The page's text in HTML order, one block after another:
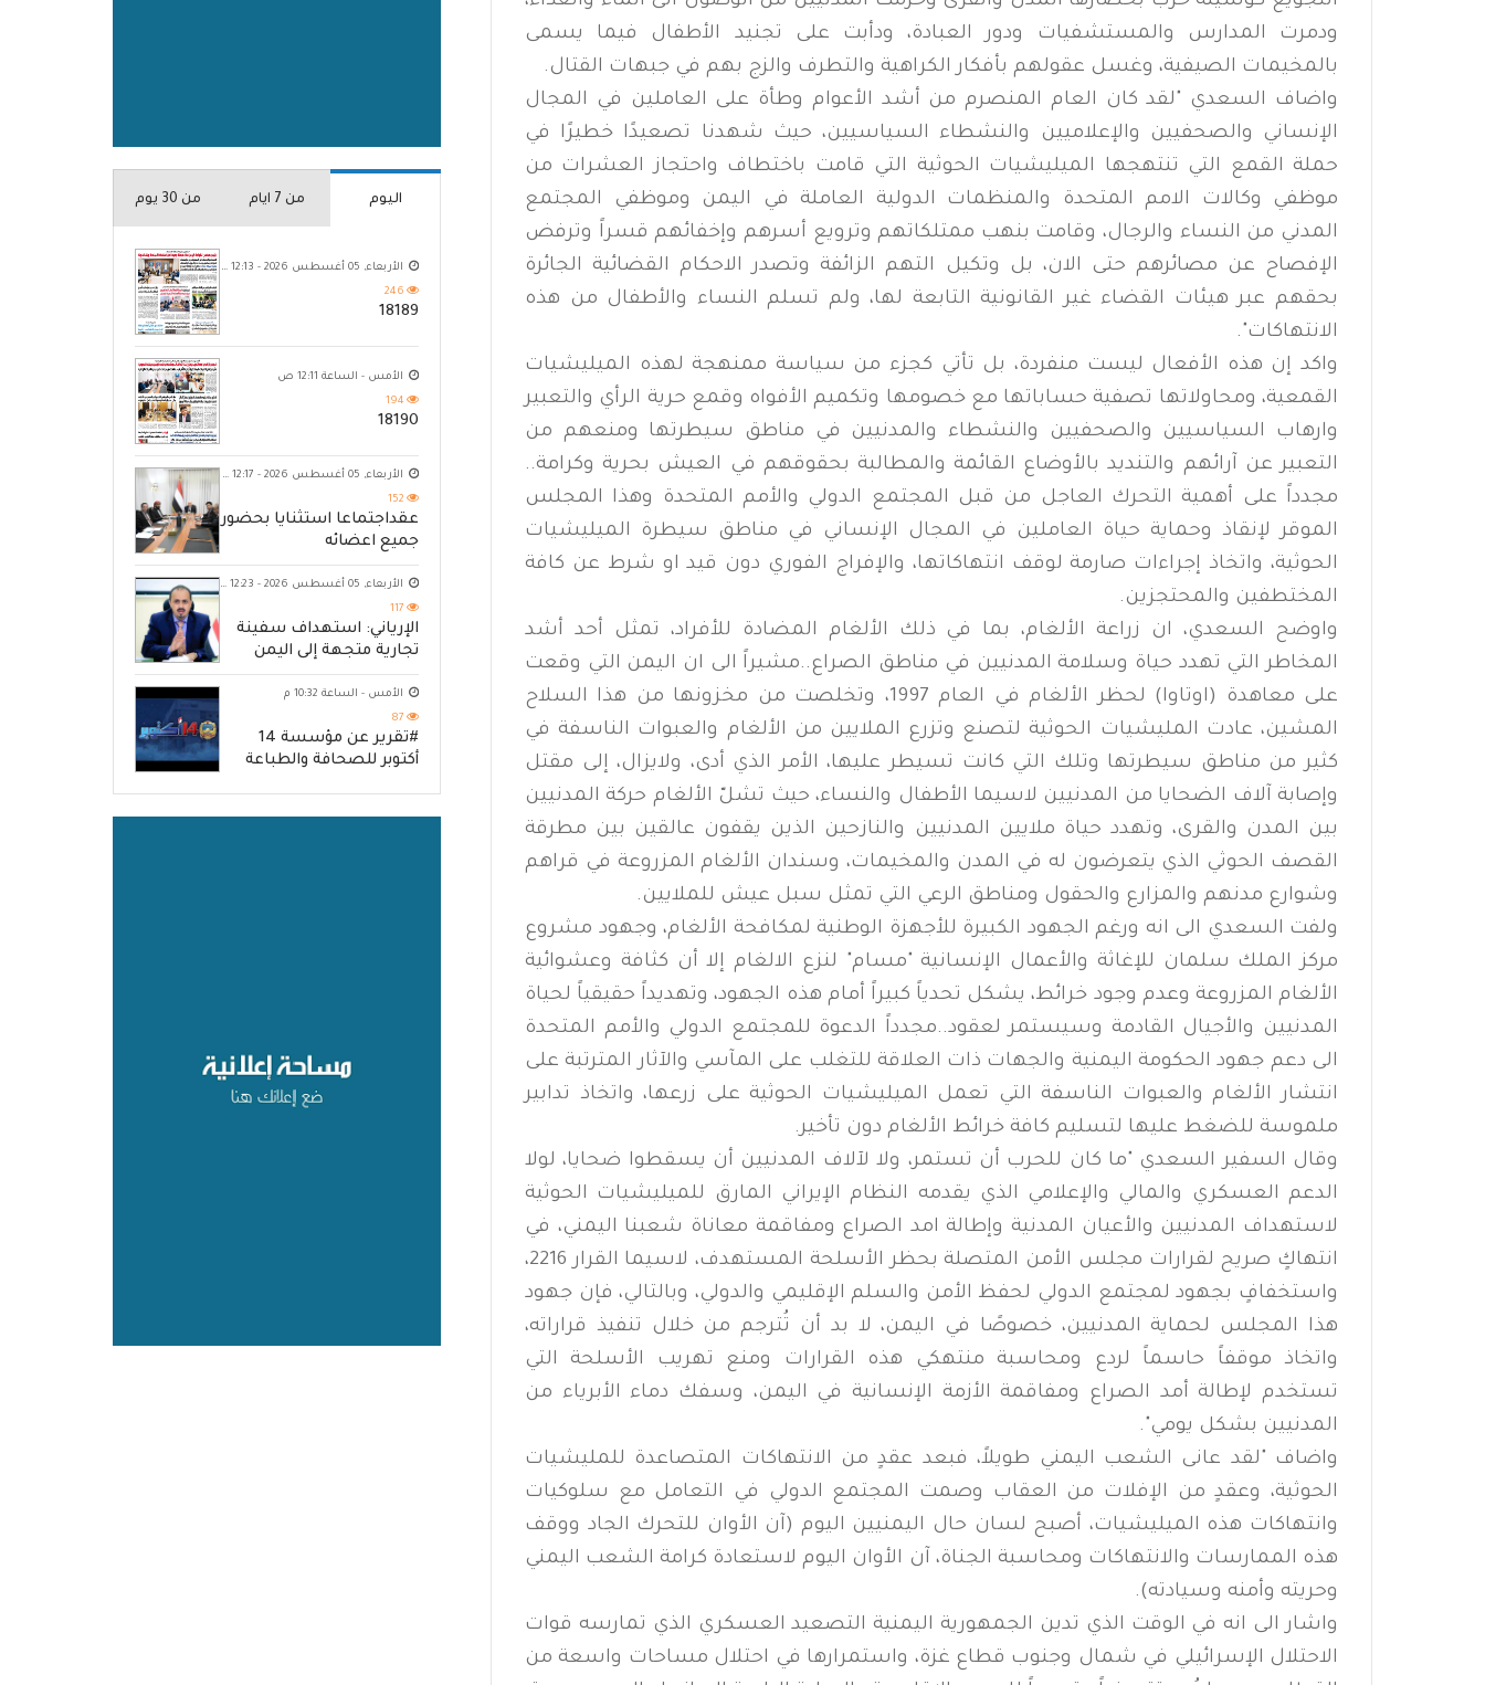
ودمرت المدارس والمستشفيات ودور العبادة، ودأبت على تجنيد الأطفال فيما يسمى
بالمخيمات الصيفية، وغسل عقولهم بأفكار الكراهية والتطرف والزج بهم في جبهات القتال.
واضاف السعدي "لقد كان العام المنصرم من أشد الأعوام وطأة على العاملين في المجال
الإنساني والصحفيين والإعلاميين والنشطاء السياسيين، حيث شهدنا تصعيدًا خطيرًا في
حملة القمع التي تنتهجها الميليشيات الحوثية التي قامت باختطاف واحتجاز العشرات من
موظفي وكالات الامم المتحدة والمنظمات الدولية العاملة في اليمن وموظفي المجتمع
المدني من النساء والرجال، وقامت بنهب ممتلكاتهم وترويع أسرهم وإخفائهم قسراً وترفض
الإفصاح عن مصائرهم حتى الان، بل وتكيل التهم الزائفة وتصدر الاحكام القضائية الجائرة
بحقهم عبر هيئات القضاء غير القانونية التابعة لها، ولم تسلم النساء والأطفال من هذه
الانتهاكات".
واكد إن هذه الأفعال ليست منفردة، بل تأتي كجزء من سياسة ممنهجة لهذه الميليشيات
القمعية، ومحاولاتها تصفية حساباتها مع خصومها وتكميم الأفواه وقمع حرية الرأي والتعبير
وارهاب السياسيين والصحفيين والنشطاء والمدنيين في مناطق سيطرتها ومنعهم من
التعبير عن آرائهم والتنديد بالأوضاع القائمة والمطالبة بحقوقهم في العيش بحرية وكرامة..
مجدداً على أهمية التحرك العاجل من قبل المجتمع الدولي والأمم المتحدة وهذا المجلس
الموقر لإنقاذ وحماية حياة العاملين في المجال الإنساني في مناطق سيطرة الميليشيات
الحوثية، واتخاذ إجراءات صارمة لوقف انتهاكاتها، والإفراج الفوري دون قيد او شرط عن كافة
المختطفين والمحتجزين.
واوضح السعدي، ان زراعة الألغام، بما في ذلك الألغام المضادة للأفراد، تمثل أحد أشد
المخاطر التي تهدد حياة وسلامة المدنيين في مناطق الصراع..مشيراً الى ان اليمن التي وقعت
على معاهدة (اوتاوا) لحظر الألغام في العام 1997، وتخلصت من مخزونها من هذا السلاح
المشين، عادت المليشيات الحوثية لتصنع وتزرع الملايين من الألغام والعبوات الناسفة في
كثير من مناطق سيطرتها وتلك التي كانت تسيطر عليها، الأمر الذي أدى، ولايزال، إلى مقتل
وإصابة آلاف الضحايا من المدنيين لاسيما الأطفال والنساء، حيث تشلّ الألغام حركة المدنيين
بين المدن والقرى، وتهدد حياة ملايين المدنيين والنازحين الذين يقفون عالقين بين مطرقة
القصف الحوثي الذي يتعرضون له في المدن والمخيمات، وسندان الألغام المزروعة في قراهم
وشوارع مدنهم والمزارع والحقول ومناطق الرعي التي تمثل سبل عيش للملايين.
ولفت السعدي الى انه ورغم الجهود الكبيرة للأجهزة الوطنية لمكافحة الألغام، وجهود مشروع
مركز الملك سلمان للإغاثة والأعمال الإنسانية "مسام" لنزع الالغام إلا أن كثافة وعشوائية
الألغام المزروعة وعدم وجود خرائط، يشكل تحدياً كبيراً أمام هذه الجهود، وتهديداً حقيقياً لحياة
المدنيين والأجيال القادمة وسيستمر لعقود..مجدداً الدعوة للمجتمع الدولي والأمم المتحدة
الى دعم جهود الحكومة اليمنية والجهات ذات العلاقة للتغلب على المآسي والآثار المترتبة على
انتشار الألغام والعبوات الناسفة التي تعمل الميليشيات الحوثية على زرعها، واتخاذ تدابير
ملموسة للضغط عليها لتسليم كافة خرائط الألغام دون تأخير.
وقال السفير السعدي "​ما كان للحرب أن تستمر، ولا لآلاف المدنيين أن يسقطوا ضحايا، لولا
الدعم العسكري والمالي والإعلامي الذي يقدمه النظام الإيراني المارق للميليشيات الحوثية
لاستهداف المدنيين والأعيان المدنية وإطالة امد الصراع ومفاقمة معاناة شعبنا اليمني، في
انتهاكٍ صريح لقرارات مجلس الأمن المتصلة بحظر الأسلحة المستهدف، لاسيما القرار 2216،
واستخفافٍ بجهود لمجتمع الدولي لحفظ الأمن والسلم الإقليمي والدولي، وبالتالي، فإن جهود
هذا المجلس لحماية المدنيين، خصوصًا في اليمن، لا بد أن تُترجم من خلال تنفيذ قراراته،
واتخاذ موقفاً حاسماً لردع ومحاسبة منتهكي هذه القرارات ومنع تهريب الأسلحة التي
تستخدم لإطالة أمد الصراع ومفاقمة الأزمة الإنسانية في اليمن، وسفك دماء الأبرياء من
المدنيين بشكل يومي".
واضاف "لقد عانى الشعب اليمني طويلاً، فبعد عقدٍ من الانتهاكات المتصاعدة للمليشيات
الحوثية، وعقدٍ من الإفلات من العقاب وصمت المجتمع الدولي في التعامل مع سلوكيات
وانتهاكات هذه الميليشيات، أصبح لسان حال اليمنيين اليوم (آن الأوان للتحرك الجاد ووقف
هذه الممارسات والانتهاكات ومحاسبة الجناة، آن الأوان اليوم لاستعادة كرامة الشعب اليمني
وحريته وأمنه وسيادته).
واشار الى انه في الوقت الذي تدين الجمهورية اليمنية التصعيد العسكري الذي تمارسه قوات
الاحتلال الإسرائيلي في شمال وجنوب قطاع غزة، واستمرارها في احتلال مساحات واسعة من
اليوم من 7 ايام من 30 يوم
الأربعاء, 05 أغسطس 2026 - 12:13 ص
246
18189
الأمس - الساعة 12:11 ص
194
18190
الأربعاء, 05 أغسطس 2026 - 12:17 ص
152
عقداجتماعا استثنايا بحضور
جميع اعضائه
الأربعاء, 05 أغسطس 2026 - 12:23 ص
117
الإرياني: استهداف سفينة
تجارية متجهة إلى اليمن
يكشف حصار الحوثي للشعب
الأمس - الساعة 10:32 م
87
#تقرير عن مؤسسة 14
أكتوبر للصحافة والطباعة